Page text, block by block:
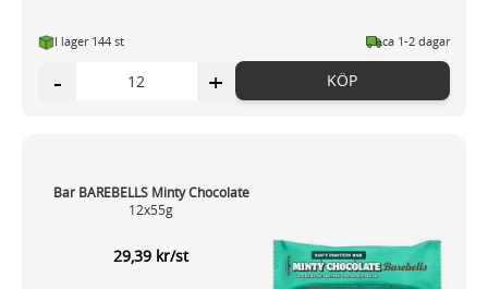
I lager 144 st ca 1-2 dagar
- + KÖP
Bar BAREBELLS Minty Chocolate
12x55g
29,39 kr/st